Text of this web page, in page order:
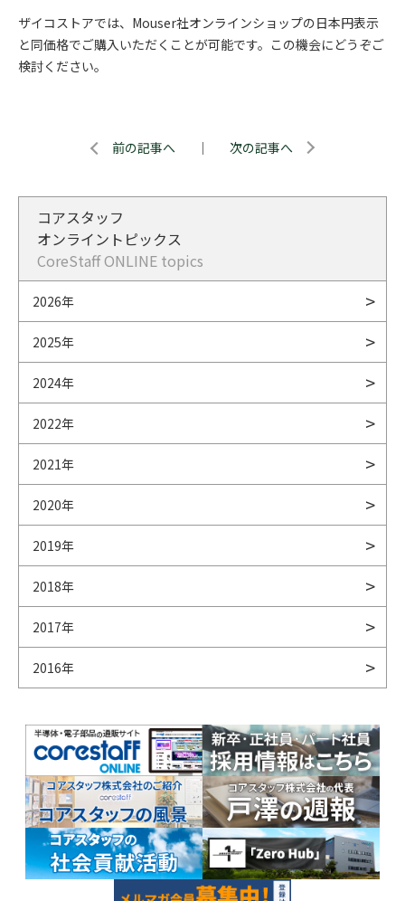
ザイコストアでは、Mouser社オンラインショップの日本円表示
と同価格でご購入いただくことが可能です。この機会にどうぞご
検討ください。
前の記事へ ｜ 次の記事へ
コアスタッフ
オンライントピックス
CoreStaff ONLINE topics
2026年
2025年
2024年
2022年
2021年
2020年
2019年
2018年
2017年
2016年